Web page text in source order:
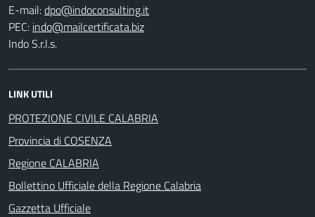
E-mail:
PEC:
Indo S.r.l.s.
LINK UTILI
PROTEZIONE CIVILE CALABRIA
Provincia di COSENZA
Regione CALABRIA
Bollettino Ufficiale della Regione Calabria
Gazzetta Ufficiale